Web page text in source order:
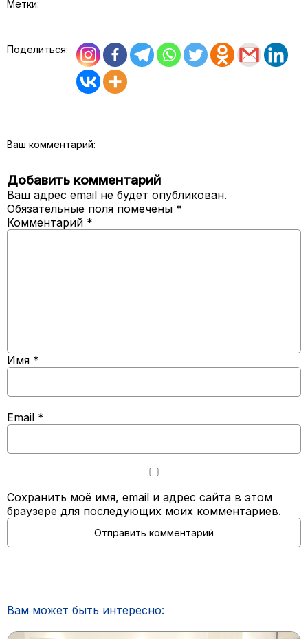
Метки:
Поделиться:
Ваш комментарий:
Добавить комментарий
Ваш адрес email не будет опубликован.
Обязательные поля помечены *
Комментарий *
Имя *
Email *
Сохранить моё имя, email и адрес сайта в этом
браузере для последующих моих комментариев.
Вам может быть интересно: